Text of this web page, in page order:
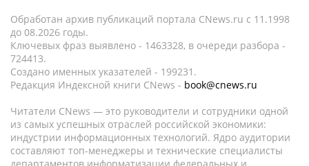
Обработан архив публикаций портала CNews.ru c 11.1998
до 08.2026 годы.
Ключевых фраз выявлено - 1463328, в очереди разбора -
724413.
Создано именных указателей - 199231.
Редакция Индексной книги CNews - book@cnews.ru
Читатели CNews — это руководители и сотрудники одной
из самых успешных отраслей российской экономики:
индустрии информационных технологий. Ядро аудитории
составляют топ-менеджеры и технические специалисты